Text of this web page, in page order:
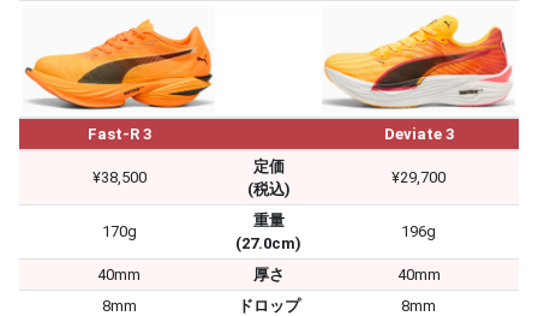
Fast-R 3 Deviate 3
¥38,500
定価
(税込)
¥29,700
170g
重量
(27.0cm)
196g
40mm 厚さ
40mm
8mm
ドロップ
8mm